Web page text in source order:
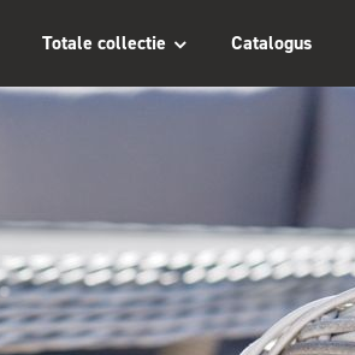
Totale collectie Catalogus